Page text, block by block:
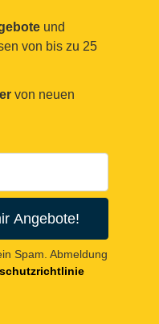
und
von bis zu 25
von neuen
Angebote!
Spam. Abmeldung